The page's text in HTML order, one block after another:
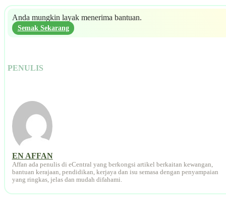
Anda mungkin layak menerima bantuan.
Semak Sekarang
PENULIS
EN AFFAN
Affan ada penulis di eCentral yang berkongsi artikel berkaitan kewangan,
bantuan kerajaan, pendidikan, kerjaya dan isu semasa dengan penyampaian
yang ringkas, jelas dan mudah difahami.